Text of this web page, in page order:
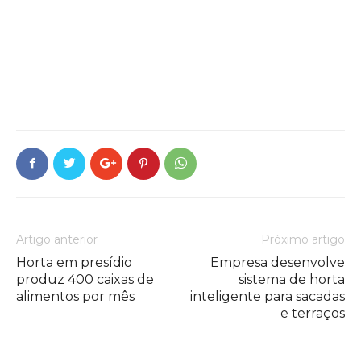
Artigo anterior
Horta em presídio
produz 400 caixas de
alimentos por mês
Próximo artigo
Empresa desenvolve
sistema de horta
inteligente para sacadas
e terraços